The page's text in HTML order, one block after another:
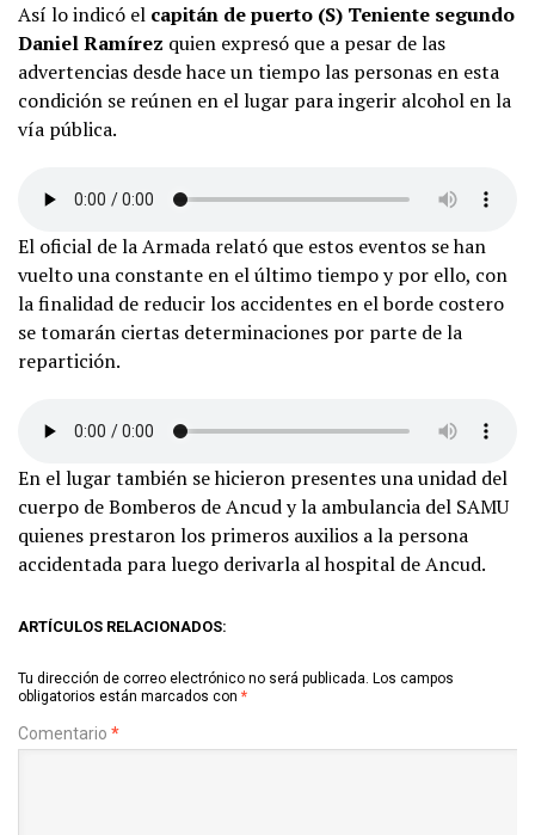
Así lo indicó el capitán de puerto (S) Teniente segundo
Daniel Ramírez quien expresó que a pesar de las
advertencias desde hace un tiempo las personas en esta
condición se reúnen en el lugar para ingerir alcohol en la
vía pública.
El oficial de la Armada relató que estos eventos se han
vuelto una constante en el último tiempo y por ello, con
la finalidad de reducir los accidentes en el borde costero
se tomarán ciertas determinaciones por parte de la
repartición.
En el lugar también se hicieron presentes una unidad del
cuerpo de Bomberos de Ancud y la ambulancia del SAMU
quienes prestaron los primeros auxilios a la persona
accidentada para luego derivarla al hospital de Ancud.
ARTÍCULOS RELACIONADOS:
Tu dirección de correo electrónico no será publicada. Los campos
obligatorios están marcados con *
Comentario *